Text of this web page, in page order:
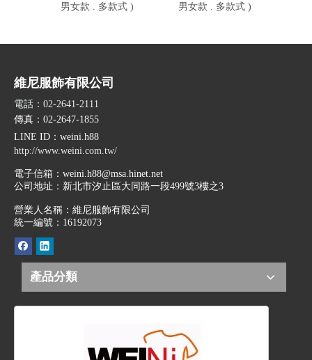
男女款 . 多款式 )
男女款 . 多款式 )
維尼服飾有限公司
電話：02-2641-2111
傳真：02-2647-1855
LINE ID ：weini.h88
http://www.weini.com.tw/
電子信箱： weini.h88@msa.hinet.net
公司地址： 新北市汐止區大同路一段499號3樓之3
營業人名稱：維尼服飾有限公司
統一編號：16192073
產品分類